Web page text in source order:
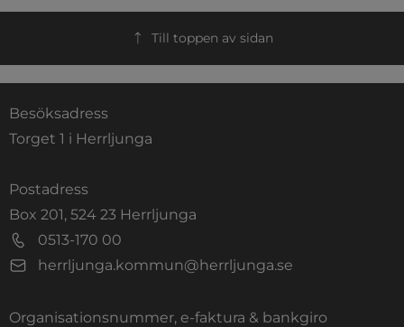
Till toppen av sidan
Besöksadress
Torget 1 i Herrljunga
Postadress
Box 201, 524 23 Herrljunga
0513-170 00
herrljunga.kommun@herrljunga.se
Organisationsnummer, e-faktura & bankgiro